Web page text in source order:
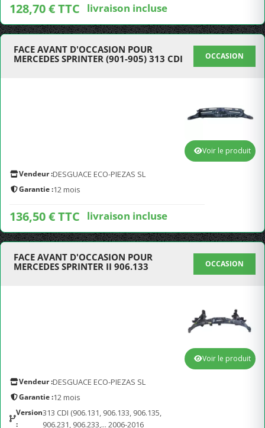
128,70 € TTC livraison incluse
FACE AVANT D'OCCASION POUR
MERCEDES SPRINTER (901-905) 313 CDI
OCCASION
Vendeur :DESGUACE ECO-PIEZAS SL
Garantie :12 mois
136,50 € TTC livraison incluse
Voir le produit
FACE AVANT D'OCCASION POUR
MERCEDES SPRINTER II 906.133
OCCASION
Vendeur :DESGUACE ECO-PIEZAS SL
Garantie :12 mois
Version
:
313 CDI (906.131, 906.133, 906.135,
906.231, 906.233,... 2006-2016
Voir le produit